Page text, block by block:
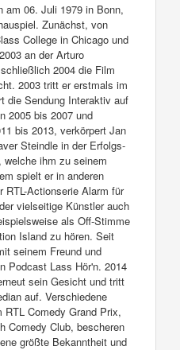
am 06. Juli 1979 in Bonn,
Zunächst, von
College in Chicago und
an der Arturo
2004 die Film
2003 tritt er erstmals im
die Sendung Interaktiv auf
2005 bis 2007 und
bis 2013, verkörpert Jan
Steindle in der Erfolgs-
welche ihm zu seinem
spielt er in anderen
RTL-Actionserie Alarm für
vielseitige Künstler auch
als Off-Stimme
Island zu hören. Seit
seinem Freund und
Podcast Lass Hör'n. 2014
sein Gesicht und tritt
auf. Verschiedene
Comedy Grand Prix,
Comedy Club, bescheren
größte Bekanntheit und